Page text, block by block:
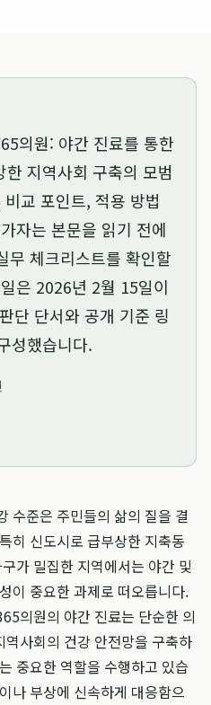
의원: 야간 진료를 통한
지역사회 구축의 모범
교 포인트, 적용 방법
자는 본문을 읽기 전에
무 체크리스트를 확인할
은 2026년 2월 15일이
단 단서와 공개 기준 링
성했습니다.
수준은 주민들의 삶의 질을 결
히 신도시로 급부상한 지축동
가 밀집한 지역에서는 야간 및
이 중요한 과제로 떠오릅니다.
의원의 야간 진료는 단순한 의
사회의 건강 안전망을 구축하
중요한 역할을 수행하고 있습
나 부상에 신속하게 대응함으